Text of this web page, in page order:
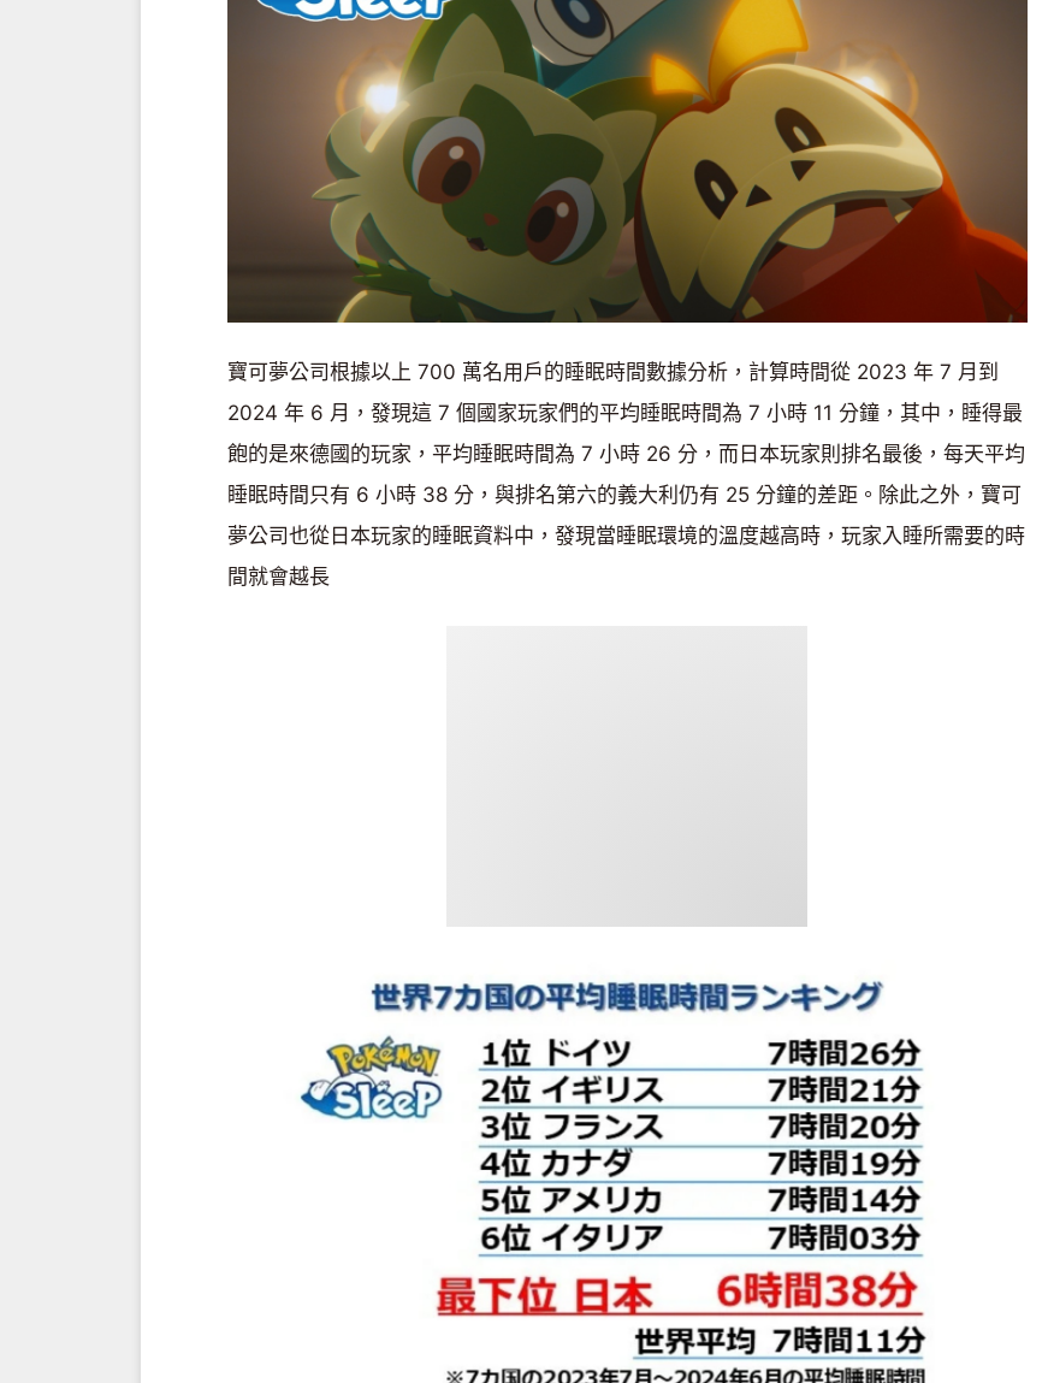
寶可夢公司根據以上 700 萬名用戶的睡眠時間數據分析，計算時間從 2023 年 7 月到
2024 年 6 月，發現這 7 個國家玩家們的平均睡眠時間為 7 小時 11 分鐘，其中，睡得最
飽的是來德國的玩家，平均睡眠時間為 7 小時 26 分，而日本玩家則排名最後，每天平均
睡眠時間只有 6 小時 38 分，與排名第六的義大利仍有 25 分鐘的差距。除此之外，寶可
夢公司也從日本玩家的睡眠資料中，發現當睡眠環境的溫度越高時，玩家入睡所需要的時
間就會越長